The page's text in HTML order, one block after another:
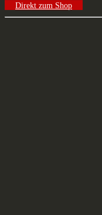
Direkt zum Shop